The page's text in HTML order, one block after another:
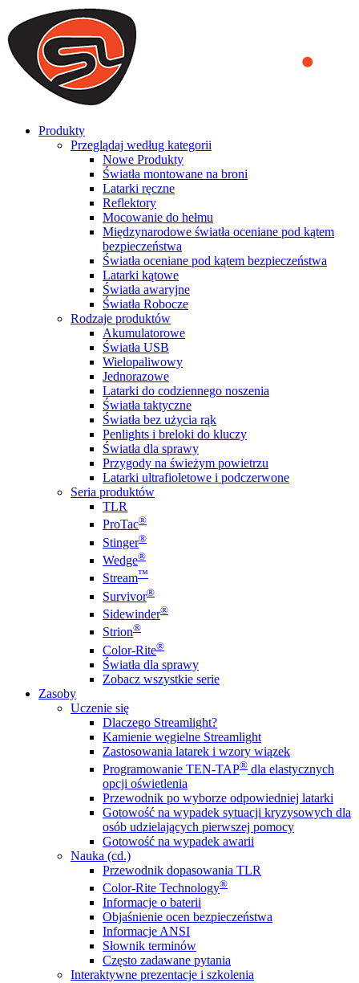
We use cookies to ensure that we provide you the best experience
on our website. By continuing to browse this website, you accept
that cookies are used to help us analyze how the website is used and
to offer you a better experience. To learn more or to find out how
you can disable cookies, you can access our
Produkty
Przeglądaj według kategorii
Nowe Produkty
Światła montowane na broni
Latarki ręczne
Reflektory
Mocowanie do hełmu
Międzynarodowe światła oceniane pod kątem
bezpieczeństwa
Światła oceniane pod kątem bezpieczeństwa
Latarki kątowe
Światła awaryjne
Światła Robocze
Rodzaje produktów
Akumulatorowe
Światła USB
Wielopaliwowy
Jednorazowe
Latarki do codziennego noszenia
Światła taktyczne
Światła bez użycia rąk
Penlights i breloki do kluczy
Światła dla sprawy
Przygody na świeżym powietrzu
Latarki ultrafioletowe i podczerwone
Seria produktów
TLR
ProTac®
Stinger®
Wedge®
Stream™
Survivor®
Sidewinder®
Strion®
Color-Rite®
Światła dla sprawy
Zobacz wszystkie serie
Zasoby
Uczenie się
Dlaczego Streamlight?
Kamienie węgielne Streamlight
Zastosowania latarek i wzory wiązek
Programowanie TEN-TAP® dla elastycznych
opcji oświetlenia
Przewodnik po wyborze odpowiedniej latarki
Gotowość na wypadek sytuacji kryzysowych dla
osób udzielających pierwszej pomocy
Gotowość na wypadek awarii
Nauka (cd.)
Przewodnik dopasowania TLR
Color-Rite Technology®
Informacje o baterii
Objaśnienie ocen bezpieczeństwa
Informacje ANSI
Słownik terminów
Często zadawane pytania
Interaktywne prezentacje i szkolenia